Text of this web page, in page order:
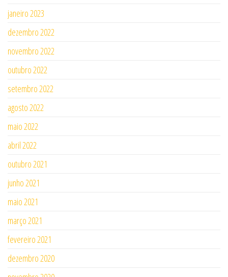
janeiro 2023
dezembro 2022
novembro 2022
outubro 2022
setembro 2022
agosto 2022
maio 2022
abril 2022
outubro 2021
junho 2021
maio 2021
março 2021
fevereiro 2021
dezembro 2020